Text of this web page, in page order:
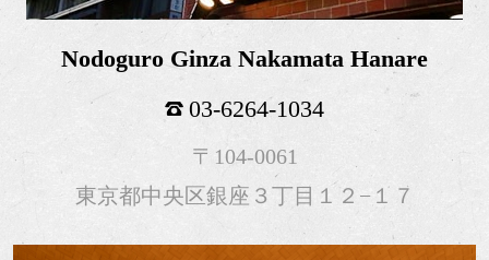
Nodoguro Ginza Nakamata Hanare
03-6264-1034
〒104-0061
東京都中央区銀座３丁目１２−１７